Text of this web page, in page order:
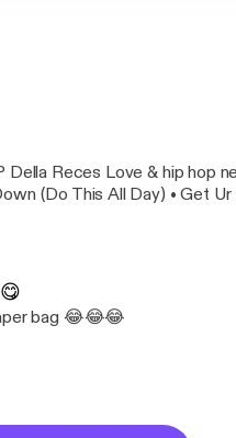
Reces Love & hip hop
(Do This All Day) • Get
bag 😂😂😂